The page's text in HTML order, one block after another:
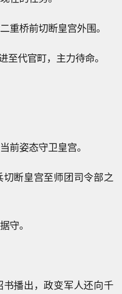
重桥前切断皇宫外围。
至代官町，主力待命。
前姿态守卫皇宫。
断皇宫至师团司令部之
守。
播出，政变军人还向千